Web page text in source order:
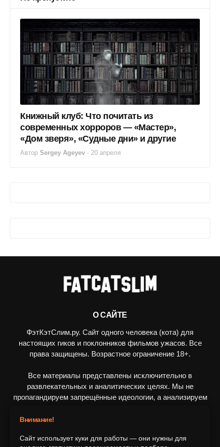
Книжный клуб: Что почитать из
современных хорроров — «Мастер»,
«Дом зверя», «Судные дни» и другие
Автор Sergey Ageyev - 20 апреля
О САЙТЕ
ФэтКэтСлим.ру. Сайт одного человека (кота) для
настоящих гиков и поклонников фильмов ужасов. Все
права защищены. Возрастное ограничение 18+.
Все материалы представлены исключительно в
развлекательных и аналитических целях. Мы не
пропагандируем запрещённые идеологии, а анализируем
Внимание!
Сайт использует куки для работы — они нужны для